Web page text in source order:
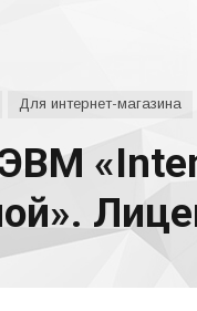
Для интернет-магазина